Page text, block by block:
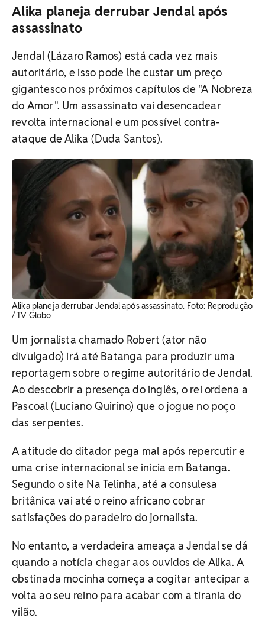
Alika planeja derrubar Jendal após
assassinato
Jendal (Lázaro Ramos) está cada vez mais
autoritário, e isso pode lhe custar um preço
gigantesco nos próximos capítulos de "A Nobreza
do Amor". Um assassinato vai desencadear
revolta internacional e um possível contra-
ataque de Alika (Duda Santos).
Alika planeja derrubar Jendal após assassinato. ​Foto: Reprodução
/ TV Globo
Um jornalista chamado Robert (ator não
divulgado) irá até Batanga para produzir uma
reportagem sobre o regime autoritário de Jendal.
Ao descobrir a presença do inglês, o rei ordena a
Pascoal (Luciano Quirino) que o jogue no poço
das serpentes.
A atitude do ditador pega mal após repercutir e
uma crise internacional se inicia em Batanga.
Segundo o site Na Telinha, até a consulesa
britânica vai até o reino africano cobrar
satisfações do paradeiro do jornalista.
No entanto, a verdadeira ameaça a Jendal se dá
quando a notícia chegar aos ouvidos de Alika. A
obstinada mocinha começa a cogitar antecipar a
volta ao seu reino para acabar com a tirania do
vilão.